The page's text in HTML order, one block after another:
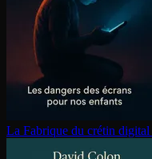
La Fabrique du crétin digital